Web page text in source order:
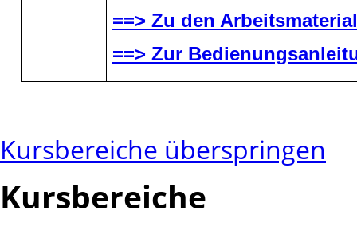
==> Zu den
==> Zur
Kursbereiche überspringen
Kursbereiche